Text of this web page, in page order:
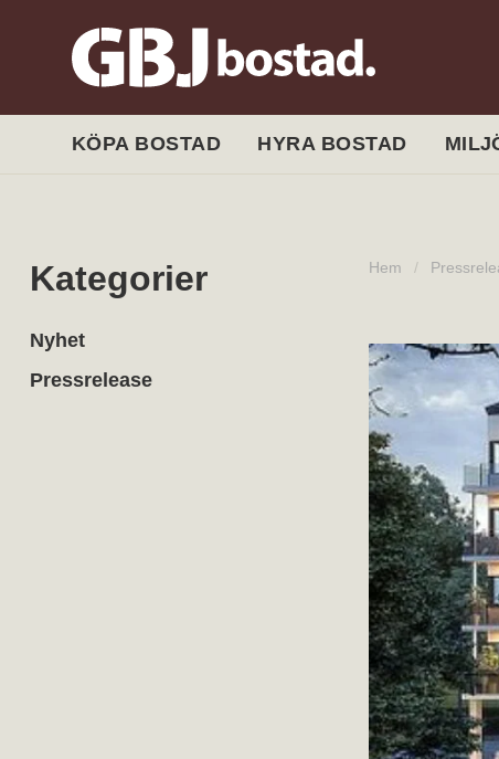
KÖPA BOSTAD HYRA BOSTAD
Kategorier
Nyhet
Pressrelease
Hem /